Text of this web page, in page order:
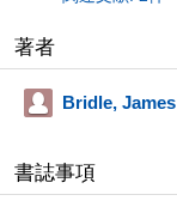
著者
Bridle, James
書誌事項